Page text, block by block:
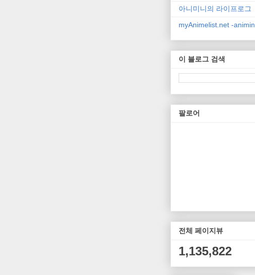
아니미니의 라이프로그
myAnimelist.net -
이 블로그 검색
팔로어
전체 페이지뷰
1,135,822